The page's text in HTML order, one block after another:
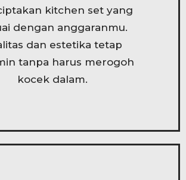
kitchen set yang
dengan anggaranmu.
dan estetika tetap
tanpa harus merogoh
kocek dalam.